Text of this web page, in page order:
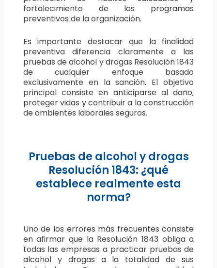
fortalecimiento de los programas
preventivos de la organización.
Es importante destacar que la finalidad
preventiva diferencia claramente a las
pruebas de alcohol y drogas Resolución 1843
de cualquier enfoque basado
exclusivamente en la sanción. El objetivo
principal consiste en anticiparse al daño,
proteger vidas y contribuir a la construcción
de ambientes laborales seguros.
Pruebas de alcohol y drogas
Resolución 1843: ¿qué
establece realmente esta
norma?
Uno de los errores más frecuentes consiste
en afirmar que la Resolución 1843 obliga a
todas las empresas a practicar pruebas de
alcohol y drogas a la totalidad de sus